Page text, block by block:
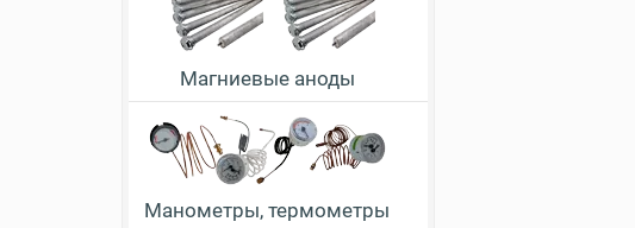
Магниевые аноды
Манометры, термометры